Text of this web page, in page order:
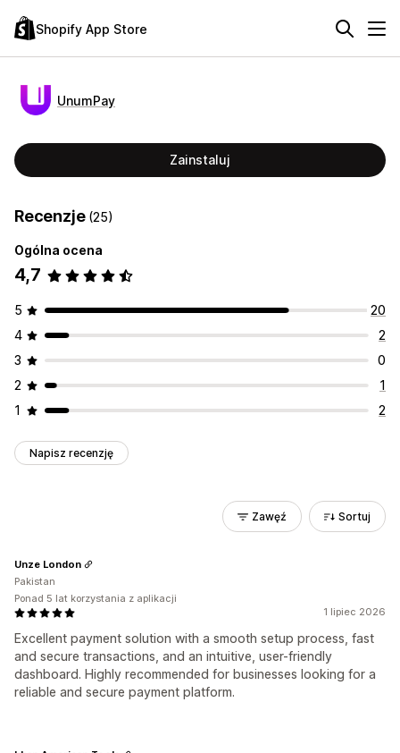
Shopify App Store
UnumPay
Zainstaluj
Recenzje (25)
Ogólna ocena
4,7
5
20
4
2
3
0
2
1
1
2
Napisz recenzję
Zawęź Sortuj
1 lipiec 2026
Excellent payment solution with a smooth setup process, fast
and secure transactions, and an intuitive, user-friendly
dashboard. Highly recommended for businesses looking for a
reliable and secure payment platform.
Unze London
Pakistan
Ponad 5 lat korzystania z aplikacji